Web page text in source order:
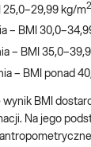
25,0–29,99 kg/m2
– BMI
– BMI
– BMI ponad
wynik BMI
Na jego